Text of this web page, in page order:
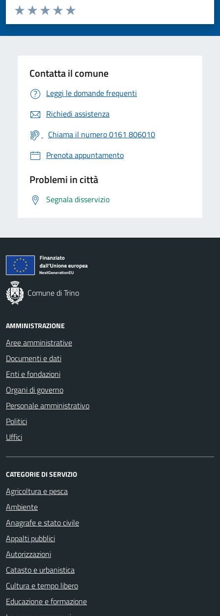
Valuta da 1 a 5 stelle la pagina
Valuta 5 stelle su 5
Valuta 4 stelle su 5
Valuta 3 stelle su 5
Valuta 2 stelle su 5
Valuta 1 stelle su 5
Contatta il comune
Leggi le domande frequenti
Richiedi assistenza
Chiama il numero 0161 806010
Prenota appuntamento
Problemi in città
Segnala disservizio
Comune di Trino
AMMINISTRAZIONE
Aree amministrative
Documenti e dati
Enti e fondazioni
Organi di governo
Personale amministrativo
Politici
Uffici
CATEGORIE DI SERVIZIO
Agricoltura e pesca
Ambiente
Anagrafe e stato civile
Appalti pubblici
Autorizzazioni
Catasto e urbanistica
Cultura e tempo libero
Educazione e formazione